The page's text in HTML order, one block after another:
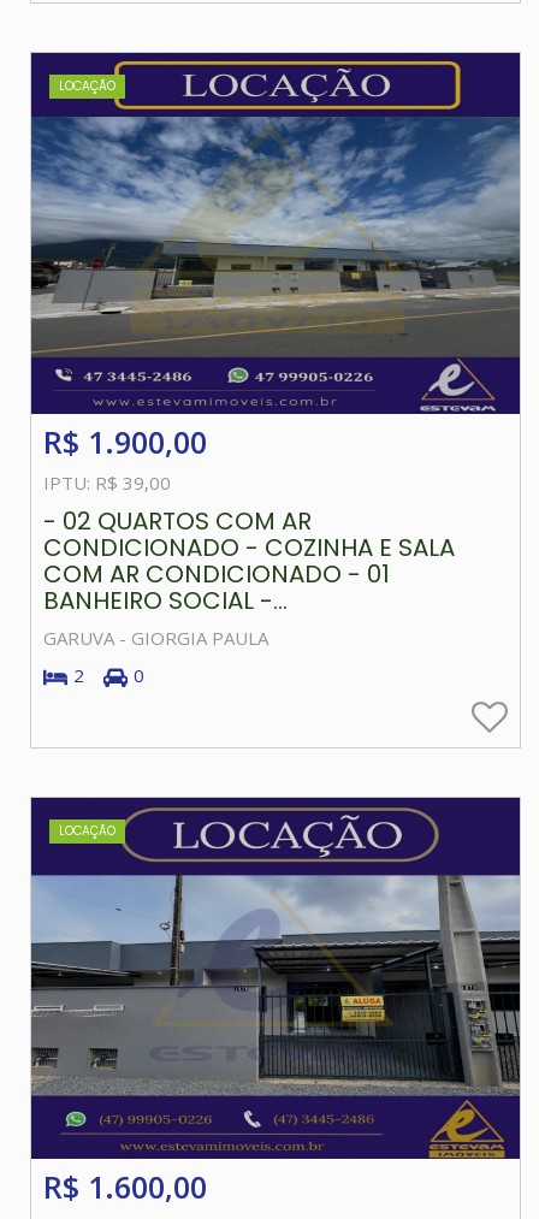
LOCAÇÃO
R$ 1.900,00
IPTU: R$ 39,00
- 02 QUARTOS COM AR
CONDICIONADO - COZINHA E SALA
COM AR CONDICIONADO - 01
BANHEIRO SOCIAL -...
GARUVA - GIORGIA PAULA
2
0
LOCAÇÃO
R$ 1.600,00